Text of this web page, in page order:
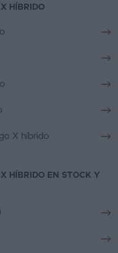
HÍBRIDO
X híbrido
HÍBRIDO EN STOCK Y